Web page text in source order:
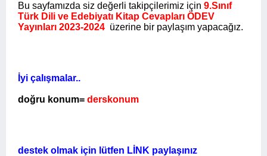
Bu sayfamızda siz değerli takipçilerimiz için 9.Sınıf
Türk Dili ve Edebiyatı Kitap Cevapları ÖDEV
Yayınları 2023-2024 üzerine bir paylaşım yapacağız.
İyi çalışmalar..
doğru konum= derskonum
destek olmak için lütfen LİNK paylaşınız